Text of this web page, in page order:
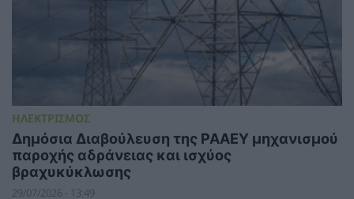
ΗΛΕΚΤΡΙΣΜΟΣ
Δημόσια Διαβούλευση της ΡΑΑΕΥ μηχανισμού
παροχής αδράνειας και ισχύος
βραχυκύκλωσης
29/07/2026 - 13:49